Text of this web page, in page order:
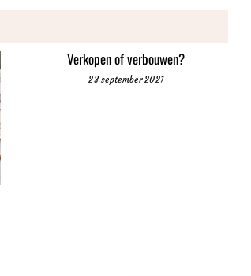
Verkopen of verbouwen?
23 september 2021